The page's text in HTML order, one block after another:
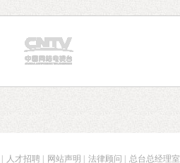
人才招聘 网站声明 法律顾问 总台总经理室